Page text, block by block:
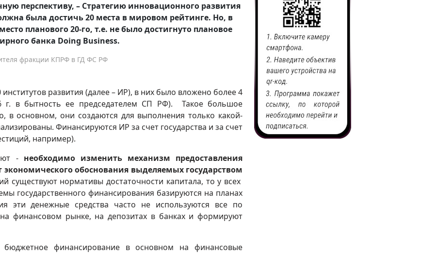
перспективу, – Стратегию инновационного развития
была достичь 20 места в мировом рейтинге. Но, в
планового 20-го, т.е. не было достигнуто плановое
банка Doing Business.
фракции КПРФ в ГД ФС РФ
развития (далее – ИР), в них было вложено более 4
г. в бытность ее председателем СП РФ). Такое большое
в основном, они создаются для выполнения только какой-
Финансируются ИР за счет государства и за счет
например).
- необходимоизменить механизм предоставления
обоснования выделяемых государством
существуют нормативы достаточности капитала, то у всех
государственного финансирования базируются на планах
эти денежные средства часто не используются все по
финансовом рынке, на депозитах в банках и формируют
финансирование в основном на финансовые